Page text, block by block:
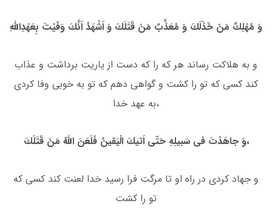
وَ مُهْلِكٌ مَنْ خَذَلَكَ وَ مُعَذِّبٌ مَنْ قَتَلَكَ وَ اَشْهَدُ اَنَّكَ وَفَیْتَ بِعَهْدِاللهِ
و به هلاكت رساند هر كه را كه دست از یاریت برداشت و عذاب
كند كسى كه تو را كشت و گواهی دهم كه تو به خوبى وفا كردى
به عهد خدا،
وَ جاهَدْتَ فى سَبیلِهِ حَتّى اَتیكَ الْیَقینُ فَلَعَنَ اللهُ مَنْ قَتَلَكَ،
و جهاد كردى در راه او تا مرگت فرا رسید خدا لعنت كند كسى كه
تو را كشت